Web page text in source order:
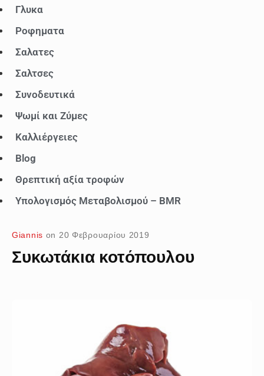
Γλυκα
Ροφηματα
Σαλατες
Σαλτσες
Συνοδευτικά
Ψωμί και Ζύμες
Καλλιέργειες
Blog
Θρεπτική αξία τροφών
Υπολογισμός Μεταβολισμού – BMR
Giannis on 20 Φεβρουαρίου 2019
Συκωτάκια κοτόπουλου